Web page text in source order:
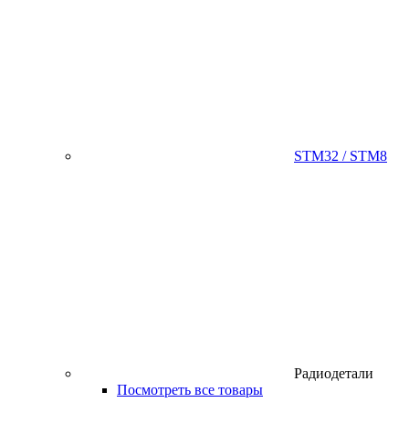
STM32 / STM8
Радиодетали
Посмотреть все товары